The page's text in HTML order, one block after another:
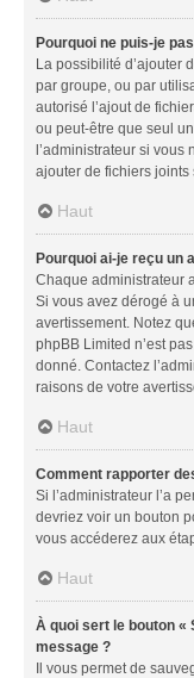
Pourquoi ne puis-je
La possibilité d’ajouter
par groupe, ou par
autorisé l’ajout de
ou peut-être que seul
l’administrateur si vous
ajouter de fichiers joints
Haut
Pourquoi ai-je reçu un
Chaque administrateur
Si vous avez dérogé à
avertissement. Notez
phpBB Limited n’est
donné. Contactez
raisons de votre
Haut
Comment rapporter
Si l’administrateur l’a
devriez voir un bouton
vous accéderez aux
Haut
À quoi sert le bouton «
message ?
Il vous permet de